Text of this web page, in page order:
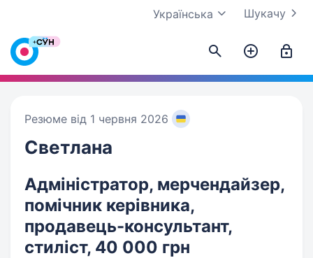
Шукачу
Українська
Резюме від 1 червня 2026
Светлана
Адміністратор, мерчендайзер,
помічник керівника,
продавець-консультант,
стиліст, 40 000 грн